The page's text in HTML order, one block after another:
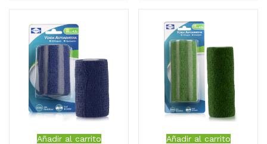
Añadir al carrito Añadir al carrito